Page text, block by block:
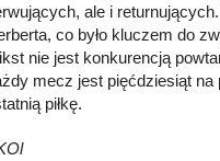
ale i
co było kluczem do
nie jest konkurencją
mecz jest pięćdziesiąt
piłkę.